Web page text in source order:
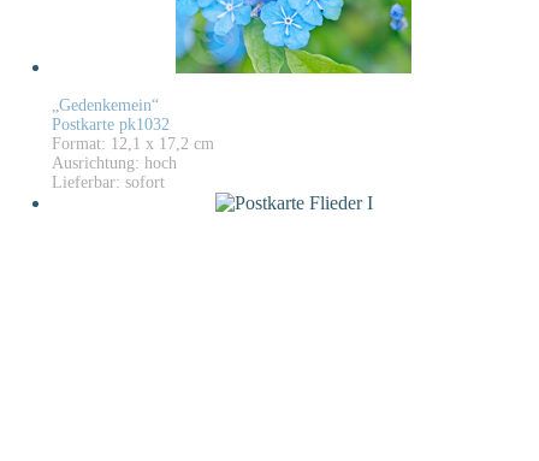
„Gedenkemein“
Postkarte pk1032
Format: 12,1 x 17,2 cm
Ausrichtung: hoch
Lieferbar: sofort